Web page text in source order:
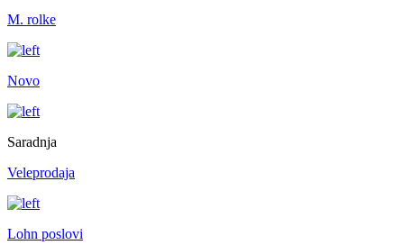
M. rolke
Novo
Saradnja
Veleprodaja
Lohn poslovi